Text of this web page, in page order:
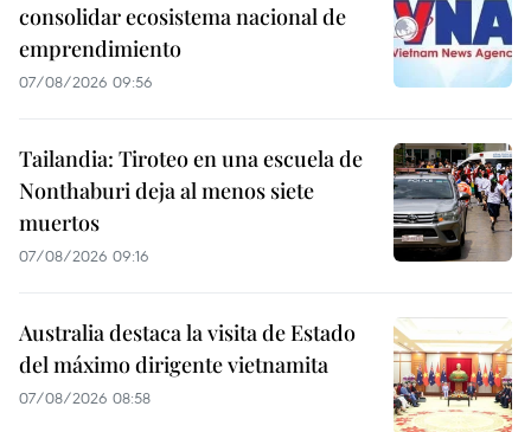
consolidar ecosistema nacional de
emprendimiento
07/08/2026 09:56
Tailandia: Tiroteo en una escuela de
Nonthaburi deja al menos siete
muertos
07/08/2026 09:16
Australia destaca la visita de Estado
del máximo dirigente vietnamita
07/08/2026 08:58